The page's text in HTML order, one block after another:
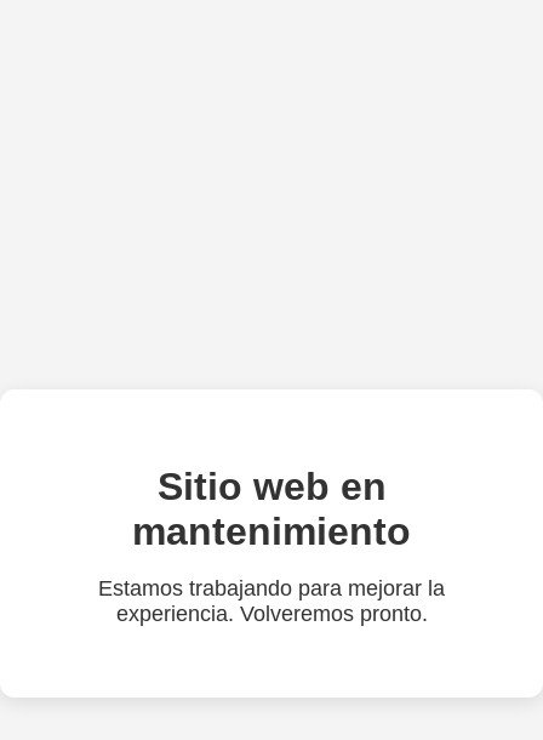
Sitio web en
mantenimiento
Estamos trabajando para mejorar la
experiencia. Volveremos pronto.